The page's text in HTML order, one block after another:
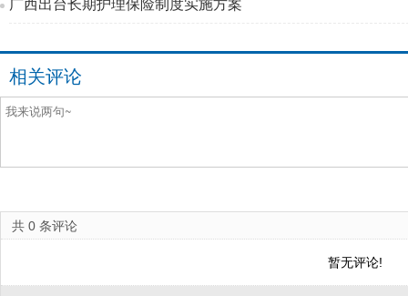
广西出台长期护理保险制度实施方案
相关评论
共 0 条评论
暂无评论!